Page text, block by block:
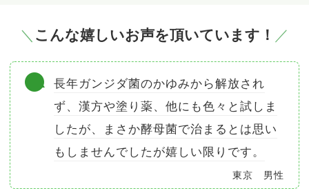
こんな嬉しいお声を頂いています！
長年ガンジダ菌のかゆみから解放され
ず、漢方や塗り薬、他にも色々と試しま
したが、まさか酵母菌で治まるとは思い
もしませんでしたが嬉しい限りです。
東京 男性